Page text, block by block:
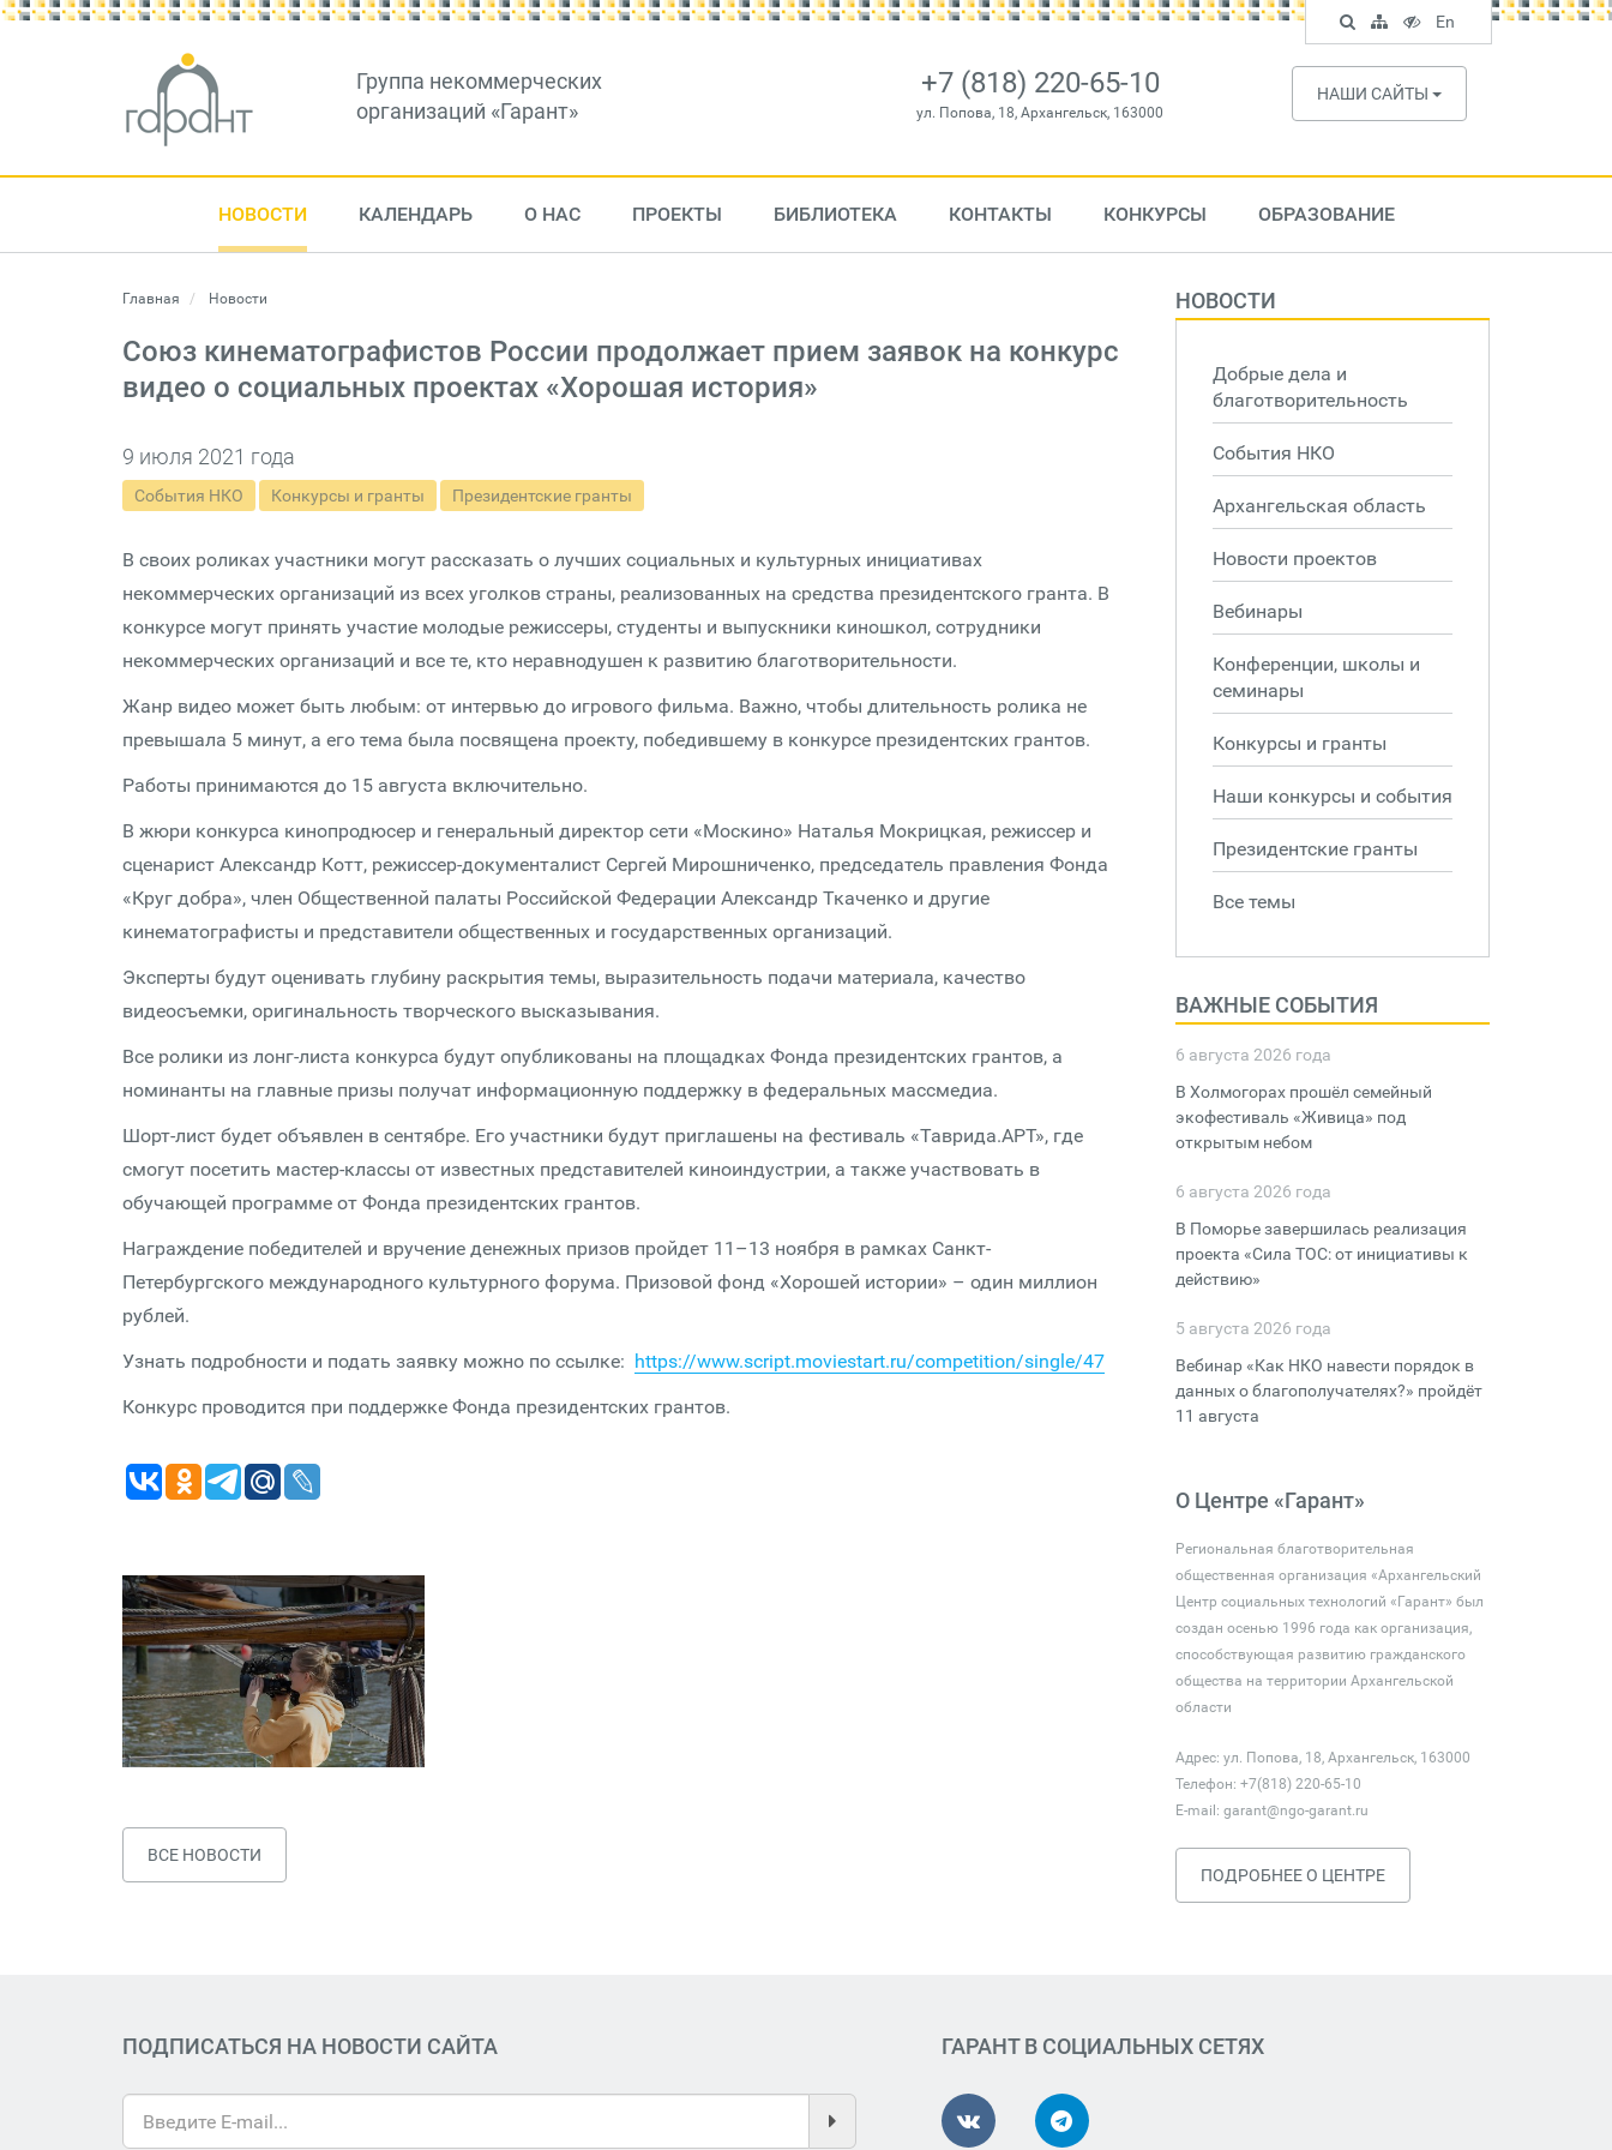
Группа некоммерческих
организаций «Гарант»
+7 (818) 220-65-10
ул. Попова, 18, Архангельск, 163000
НАШИ САЙТЫ
НОВОСТИ КАЛЕНДАРЬ О НАС ПРОЕКТЫ БИБЛИОТЕКА КОНТАКТЫ КОНКУРСЫ ОБРАЗОВАНИЕ
Главная Новости
Союз кинематографистов России продолжает прием заявок на конкурс
видео о социальных проектах «Хорошая история»
9 июля 2021 года
События НКО Конкурсы и гранты Президентские гранты
В своих роликах участники могут рассказать о лучших социальных и культурных инициативах
некоммерческих организаций из всех уголков страны, реализованных на средства президентского гранта. В
конкурсе могут принять участие молодые режиссеры, студенты и выпускники киношкол, сотрудники
некоммерческих организаций и все те, кто неравнодушен к развитию благотворительности.
Жанр видео может быть любым: от интервью до игрового фильма. Важно, чтобы длительность ролика не
превышала 5 минут, а его тема была посвящена проекту, победившему в конкурсе президентских грантов.
Работы принимаются до 15 августа включительно.
В жюри конкурса кинопродюсер и генеральный директор сети «Москино» Наталья Мокрицкая, режиссер и
сценарист Александр Котт, режиссер-документалист Сергей Мирошниченко, председатель правления Фонда
«Круг добра», член Общественной палаты Российской Федерации Александр Ткаченко и другие
кинематографисты и представители общественных и государственных организаций.
Эксперты будут оценивать глубину раскрытия темы, выразительность подачи материала, качество
видеосъемки, оригинальность творческого высказывания.
Все ролики из лонг-листа конкурса будут опубликованы на площадках Фонда президентских грантов, а
номинанты на главные призы получат информационную поддержку в федеральных массмедиа.
Шорт-лист будет объявлен в сентябре. Его участники будут приглашены на фестиваль «Таврида.АРТ», где
смогут посетить мастер-классы от известных представителей киноиндустрии, а также участвовать в
обучающей программе от Фонда президентских грантов.
Награждение победителей и вручение денежных призов пройдет 11–13 ноября в рамках Санкт-
Петербургского международного культурного форума. Призовой фонд «Хорошей истории» – один миллион
рублей.
Узнать подробности и подать заявку можно по ссылке: https://www.script.moviestart.ru/competition/single/47
Конкурс проводится при поддержке Фонда президентских грантов.
ВСЕ НОВОСТИ
НОВОСТИ
Добрые дела и
благотворительность
События НКО
Архангельская область
Новости проектов
Вебинары
Конференции, школы и
семинары
Конкурсы и гранты
Наши конкурсы и события
Президентские гранты
Все темы
ВАЖНЫЕ СОБЫТИЯ
6 августа 2026 года
В Холмогорах прошёл семейный
экофестиваль «Живица» под
открытым небом
6 августа 2026 года
В Поморье завершилась реализация
проекта «Сила ТОС: от инициативы к
действию»
5 августа 2026 года
Вебинар «Как НКО навести порядок в
данных о благополучателях?» пройдёт
11 августа
О Центре «Гарант»
Региональная благотворительная
общественная организация «Архангельский
Центр социальных технологий «Гарант» был
создан осенью 1996 года как организация,
способствующая развитию гражданского
общества на территории Архангельской
области
Адрес: ул. Попова, 18, Архангельск, 163000
Телефон: +7(818) 220-65-10
E-mail: garant@ngo-garant.ru
ПОДРОБНЕЕ О ЦЕНТРЕ
ПОДПИСАТЬСЯ НА НОВОСТИ САЙТА ГАРАНТ В СОЦИАЛЬНЫХ СЕТЯХ
Поиск
по
сайту
Карта
сайта
Версия
для
слабовидящих
En
English